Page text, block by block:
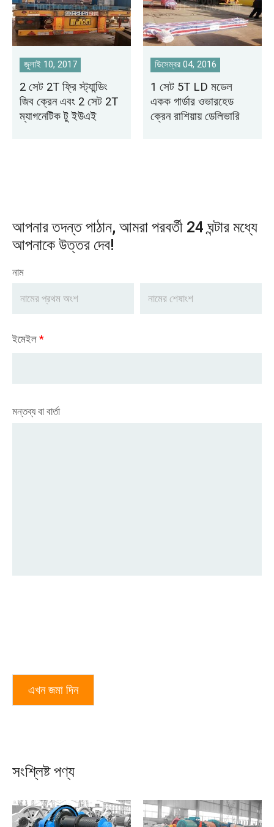
জুলাই 10, 2017
2 সেট 2T ফ্রি স্ট্যান্ডিং
জিব ক্রেন এবং 2 সেট 2T
ম্যাগনেটিক টু ইউএই
ডিসেম্বর 04, 2016
1 সেট 5T LD মডেল
একক গার্ডার ওভারহেড
ক্রেন রাশিয়ায় ডেলিভারি
আপনার তদন্ত পাঠান, আমরা পরবর্তী 24 ঘন্টার মধ্যে
আপনাকে উত্তর দেব!
নাম
ইমেইল*
মন্তব্য বা বার্তা
এখন জমা দিন
সংশ্লিষ্ট পণ্য